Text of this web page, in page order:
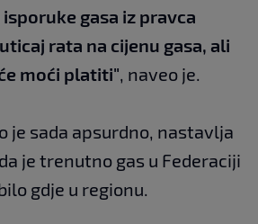
gasa iz pravca
rata na cijenu gasa, ali
moći platiti", naveo je.
je sada apsurdno, nastavlja
je trenutno gas u Federaciji
gdje u regionu.